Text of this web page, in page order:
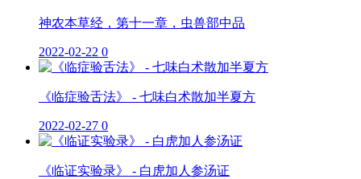
神农本草经，第十一章，虫兽部中品
2022-02-22 0
《临症验舌法》 - 七味白术散加半夏方
2022-02-27 0
《临证实验录》 - 白虎加人参汤证